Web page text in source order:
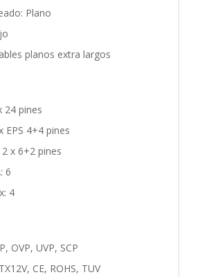
Plano
planos extra largos
24 pines
EPS 4+4 pines
x 6+2 pines
6
4
OVP, UVP, SCP
CE, ROHS, TUV